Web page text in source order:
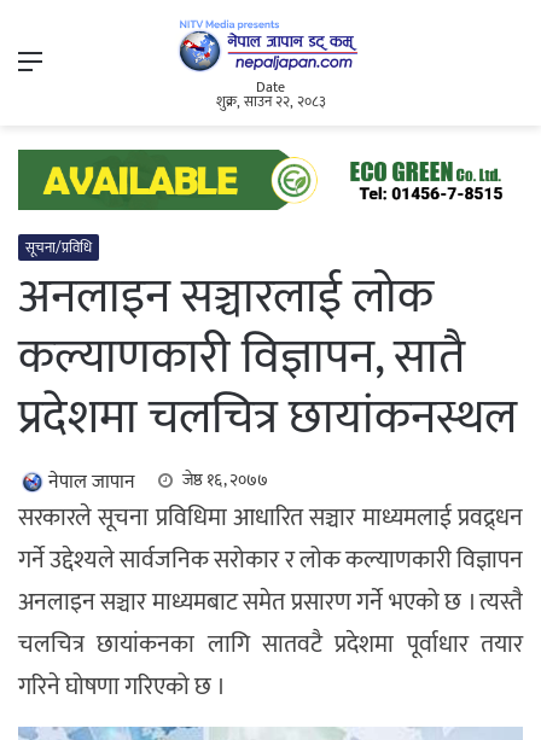
Menu
Date
शुक्र, साउन २२, २०८३
सूचना/प्रविधि
अनलाइन सञ्चारलाई लोक
कल्याणकारी विज्ञापन, सातै
प्रदेशमा चलचित्र छायांकनस्थल
नेपाल जापान जेष्ठ १६, २०७७
सरकारले सूचना प्रविधिमा आधारित सञ्चार माध्यमलाई प्रवद्र्धन
गर्ने उद्देश्यले सार्वजनिक सरोकार र लोक कल्याणकारी विज्ञापन
अनलाइन सञ्चार माध्यमबाट समेत प्रसारण गर्ने भएको छ । त्यस्तै
चलचित्र छायांकनका लागि सातवटै प्रदेशमा पूर्वाधार तयार
गरिने घोषणा गरिएको छ ।